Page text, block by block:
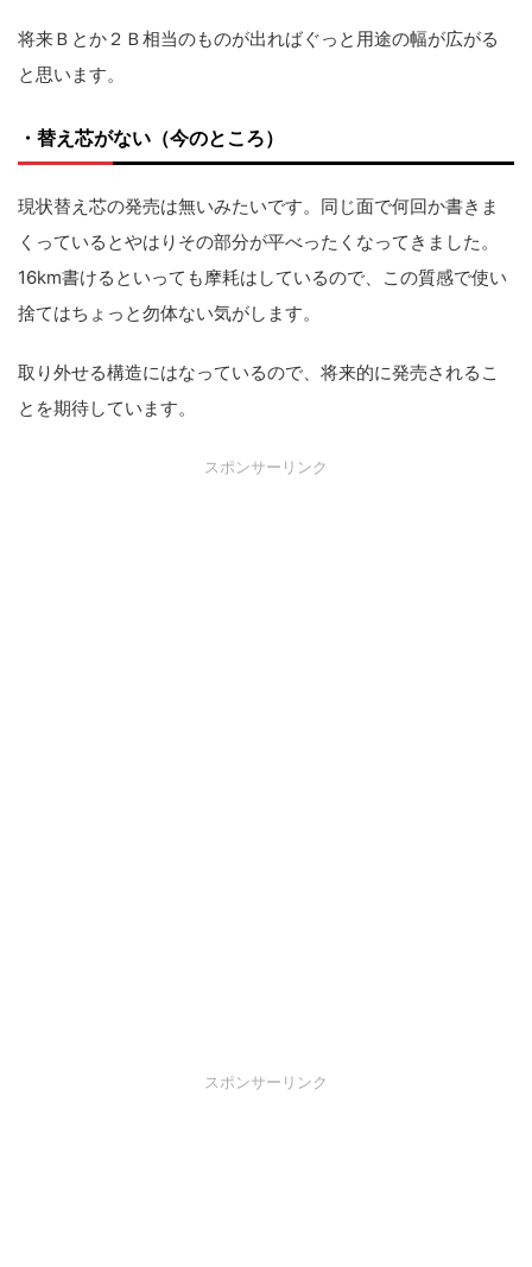
将来Ｂとか２Ｂ相当のものが出ればぐっと用途の幅が広がる
と思います。
・替え芯がない（今のところ）
現状替え芯の発売は無いみたいです。同じ面で何回か書きま
くっているとやはりその部分が平べったくなってきました。
16km書けるといっても摩耗はしているので、この質感で使い
捨てはちょっと勿体ない気がします。
取り外せる構造にはなっているので、将来的に発売されるこ
とを期待しています。
スポンサーリンク
スポンサーリンク